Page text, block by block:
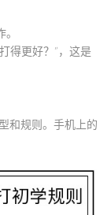
得更好？”，这是
和规则。手机上的